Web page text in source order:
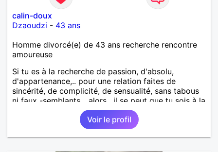
calin-doux
Dzaoudzi - 43 ans
Homme divorcé(e) de 43 ans recherche rencontre
amoureuse
Si tu es à la recherche de passion, d'absolu,
d'appartenance,.. pour une relation faites de
sincérité, de complicité, de sensualité, sans tabous
ni faux -semblants,.. alors , il se peut que tu sois à la
Voir le profil